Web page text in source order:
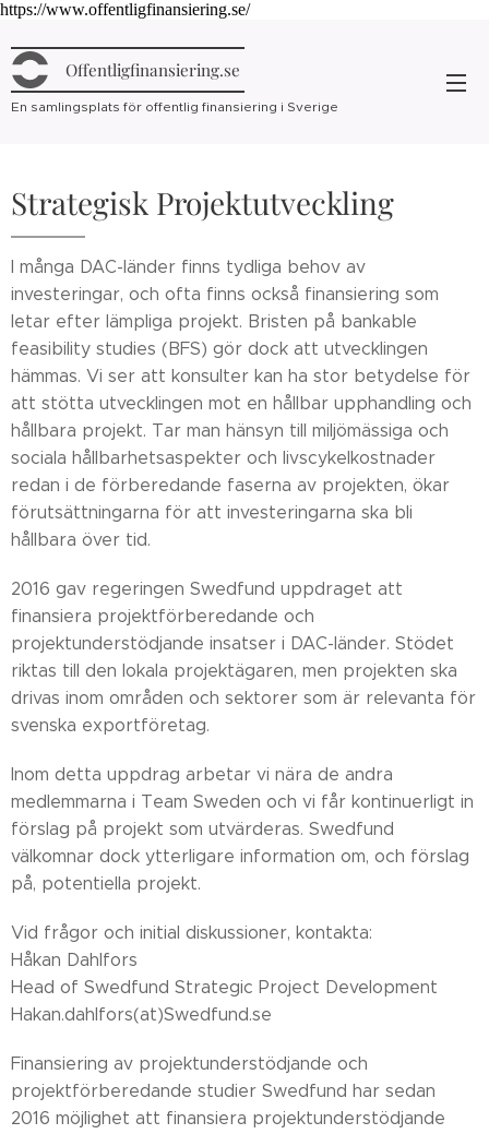
https://www.offentligfinansiering.se/
Offentligfinansiering.se
En samlingsplats för offentlig finansiering i Sverige
Strategisk Projektutveckling
I många DAC-länder finns tydliga behov av
investeringar, och ofta finns också finansiering som
letar efter lämpliga projekt. Bristen på bankable
feasibility studies (BFS) gör dock att utvecklingen
hämmas. Vi ser att konsulter kan ha stor betydelse för
att stötta utvecklingen mot en hållbar upphandling och
hållbara projekt. Tar man hänsyn till miljömässiga och
sociala hållbarhetsaspekter och livscykelkostnader
redan i de förberedande faserna av projekten, ökar
förutsättningarna för att investeringarna ska bli
hållbara över tid.
2016 gav regeringen Swedfund uppdraget att
finansiera projektförberedande och
projektunderstödjande insatser i DAC-länder. Stödet
riktas till den lokala projektägaren, men projekten ska
drivas inom områden och sektorer som är relevanta för
svenska exportföretag.
Inom detta uppdrag arbetar vi nära de andra
medlemmarna i Team Sweden och vi får kontinuerligt in
förslag på projekt som utvärderas. Swedfund
välkomnar dock ytterligare information om, och förslag
på, potentiella projekt.
Vid frågor och initial diskussioner, kontakta:
Håkan Dahlfors
Head of Swedfund Strategic Project Development
Hakan.dahlfors(at)Swedfund.se
Finansiering av projektunderstödjande och
projektförberedande studier Swedfund har sedan
2016 möjlighet att finansiera projektunderstödjande